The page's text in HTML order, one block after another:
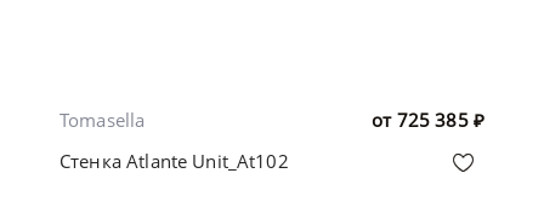
от 725 385 ₽
Tomasella
Стенка Atlante Unit_At102